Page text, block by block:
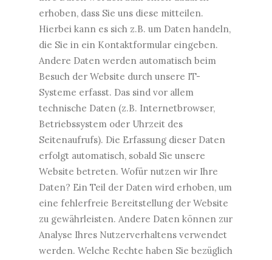
erhoben, dass Sie uns diese mitteilen.
Hierbei kann es sich z.B. um Daten handeln,
die Sie in ein Kontaktformular eingeben.
Andere Daten werden automatisch beim
Besuch der Website durch unsere IT-
Systeme erfasst. Das sind vor allem
technische Daten (z.B. Internetbrowser,
Betriebssystem oder Uhrzeit des
Seitenaufrufs). Die Erfassung dieser Daten
erfolgt automatisch, sobald Sie unsere
Website betreten. Wofür nutzen wir Ihre
Daten? Ein Teil der Daten wird erhoben, um
eine fehlerfreie Bereitstellung der Website
zu gewährleisten. Andere Daten können zur
Analyse Ihres Nutzerverhaltens verwendet
werden. Welche Rechte haben Sie bezüglich